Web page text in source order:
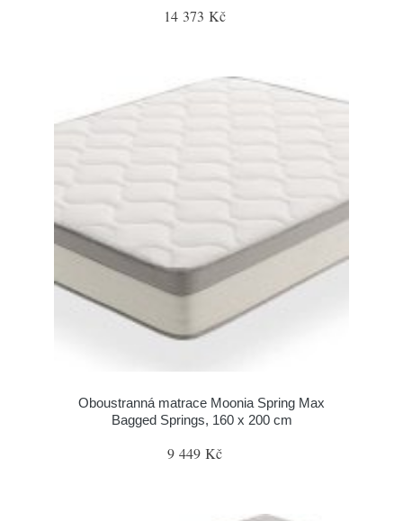
14 373 Kč
Oboustranná matrace Moonia Spring Max
Bagged Springs, 160 x 200 cm
9 449 Kč